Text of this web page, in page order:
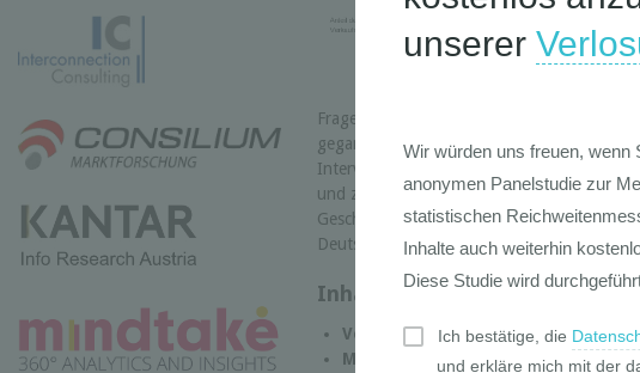
Fragen, denen das EHI im EHI-Laden-
gegangen ist. Die Studie basiert auf 50
Interviews mit den Ladenbauexperten im
und zeigt den Status Quo und die
Geschäftskonzepte der führenden
Deutschland, Österreich und der Schweiz.
Inhalte der Studie
Vorwort
Management Summary